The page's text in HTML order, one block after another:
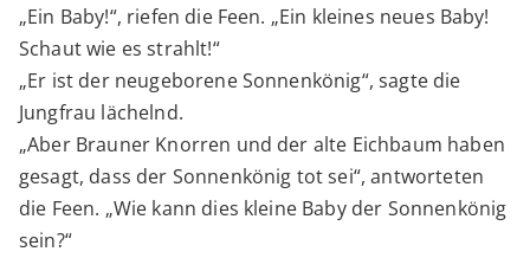
„Ein Baby!“, riefen die Feen. „Ein kleines neues Baby!
Schaut wie es strahlt!“
„Er ist der neugeborene Sonnenkönig“, sagte die
Jungfrau lächelnd.
„Aber Brauner Knorren und der alte Eichbaum haben
gesagt, dass der Sonnenkönig tot sei“, antworteten
die Feen. „Wie kann dies kleine Baby der Sonnenkönig
sein?“